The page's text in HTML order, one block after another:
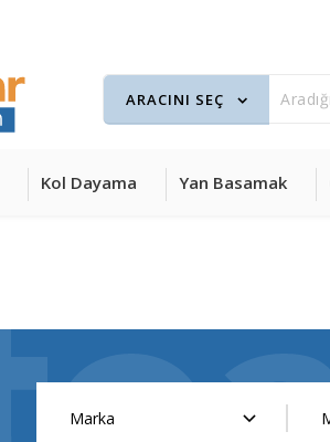
Kol Dayama Yan Basamak